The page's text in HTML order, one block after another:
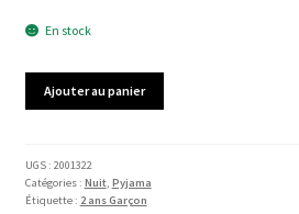
En stock
Ajouter au panier
UGS : 2001322
Catégories : Nuit, Pyjama
Étiquette : 2 ans Garçon